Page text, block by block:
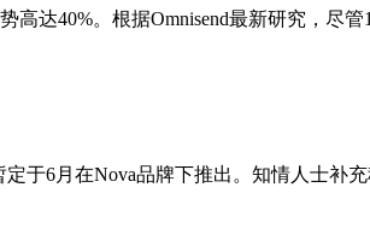
达40%。根据Omnisend最新研究，尽管
于6月在Nova品牌下推出。知情人士补